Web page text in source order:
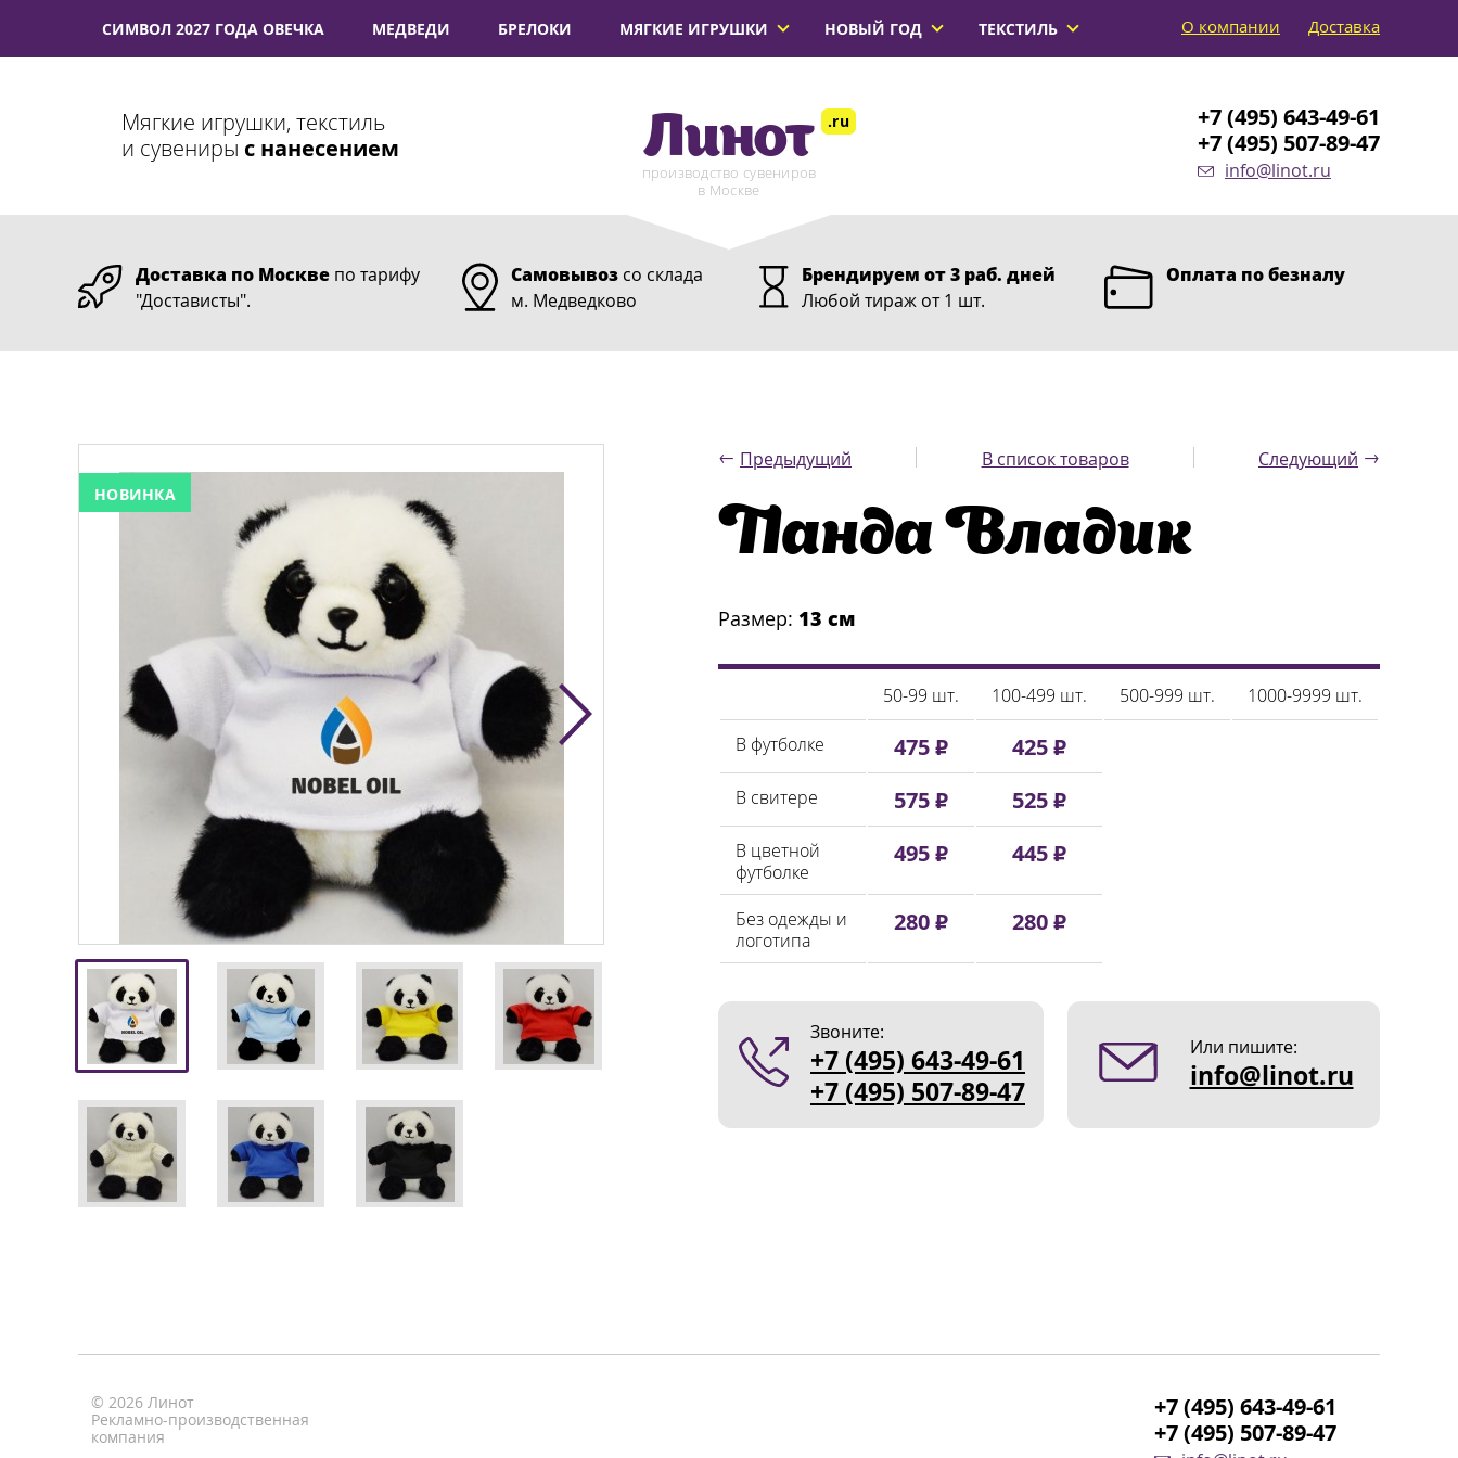
СИМВОЛ 2027 ГОДА ОВЕЧКА МЕДВЕДИ БРЕЛОКИ МЯГКИЕ ИГРУШКИ НОВЫЙ ГОД ТЕКСТИЛЬ О компании Доставка
Мягкие игрушки, текстиль
и сувениры с нанесением Линот .ru
производство сувениров
в Москве
+7 (495) 643-49-61
+7 (495) 507-89-47
info@linot.ru
Доставка по Москве по тарифу
"Достависты".
Самовывозсо склада
м. Медведково
Брендируем от 3 раб. дней
Любой тираж от 1 шт.
Оплата по безналу
НОВИНКА
← Предыдущий В список товаров Следующий →
Панда Владик
Размер: 13 см
50-99 шт. 100-499 шт. 500-999 шт. 1000-9999 шт.
В футболке 475 ₽ 425 ₽
В свитере 575 ₽ 525 ₽
В цветной
футболке
495 ₽ 445 ₽
Без одежды и
логотипа
280 ₽ 280 ₽
Звоните:
+7 (495) 643-49-61
+7 (495) 507-89-47
Или пишите:
info@linot.ru
© 2026 Линот
Рекламно-производственная
компания
+7 (495) 643-49-61
+7 (495) 507-89-47